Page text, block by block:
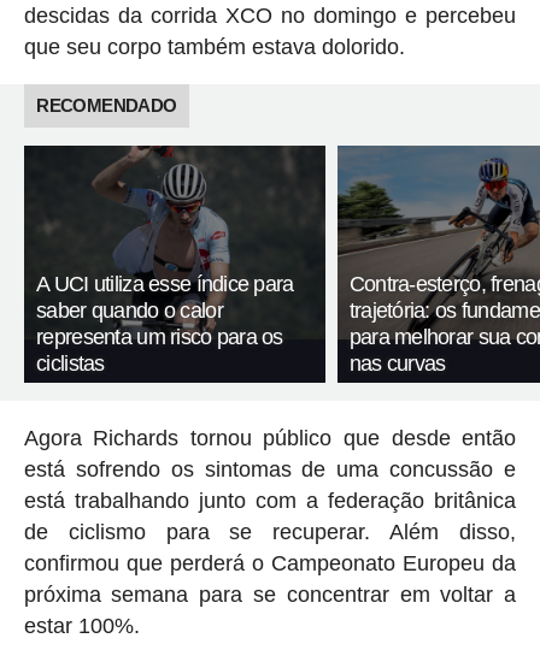
descidas da corrida XCO no domingo e percebeu
que seu corpo também estava dolorido.
RECOMENDADO
A UCI utiliza esse índice para
saber quando o calor
representa um risco para os
ciclistas
Contra-esterço,
trajetória: os
para melhorar sua
nas curvas
Agora Richards tornou público que desde então
está sofrendo os sintomas de uma concussão e
está trabalhando junto com a federação britânica
de ciclismo para se recuperar. Além disso,
confirmou que perderá o Campeonato Europeu da
próxima semana para se concentrar em voltar a
estar 100%.